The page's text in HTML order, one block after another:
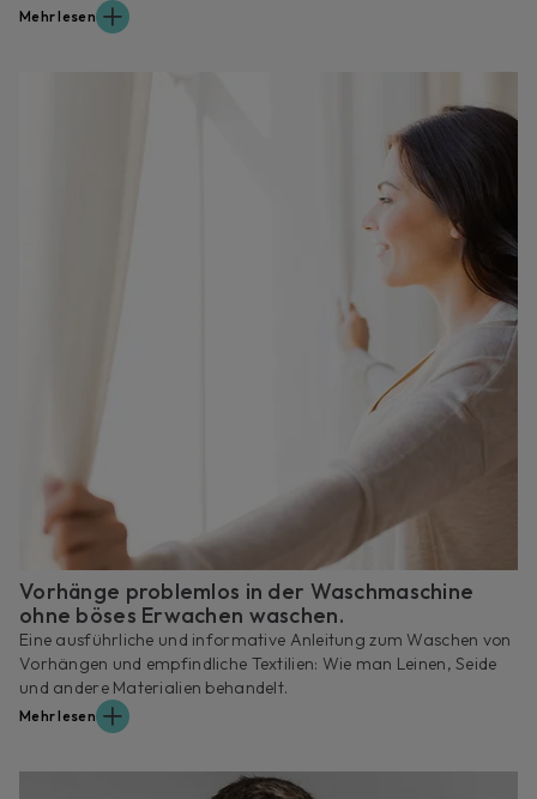
Mehr lesen
Vorhänge problemlos in der Waschmaschine
ohne böses Erwachen waschen.
Eine ausführliche und informative Anleitung zum Waschen von
Vorhängen und empfindliche Textilien: Wie man Leinen, Seide
und andere Materialien behandelt.
Mehr lesen